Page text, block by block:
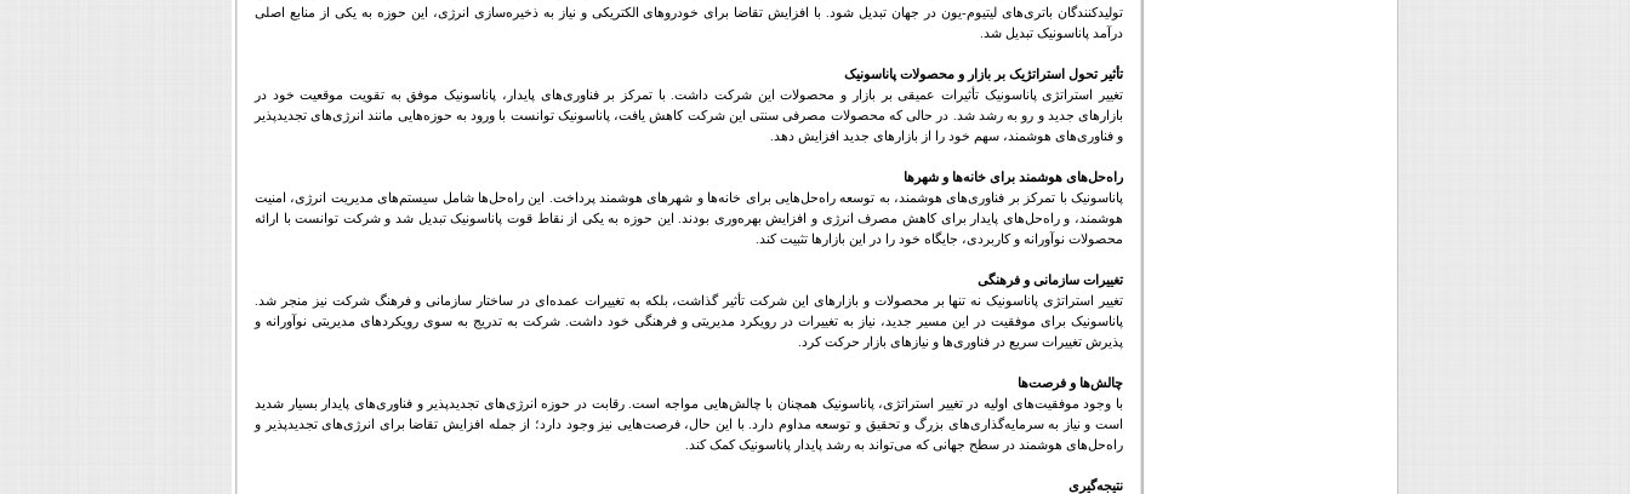
تولیدکنندگان باتری‌های لیتیوم-یون در جهان تبدیل شود. با افزایش تقاضا برای خودروهای الکتریکی و نیاز به ذخیره‌سازی انرژی، این حوزه به یکی از منابع اصلی
درآمد پاناسونیک تبدیل شد
تأثیر تحول استراتژیک بر بازار و محصولات پاناسونیک
تغییر استراتژی پاناسونیک تأثیرات عمیقی بر بازار و محصولات این شرکت داشت. با تمرکز بر فناوری‌های پایدار، پاناسونیک موفق به تقویت موقعیت خود در
بازارهای جدید و رو به رشد شد. در حالی که محصولات مصرفی سنتی این شرکت کاهش یافت، پاناسونیک توانست با ورود به حوزه‌هایی مانند انرژی‌های تجدیدپذیر
و فناوری‌های هوشمند، سهم خود را از بازارهای جدید افزایش دهد
راه‌حل‌های هوشمند برای خانه‌ها و شهرها
پاناسونیک با تمرکز بر فناوری‌های هوشمند، به توسعه راه‌حل‌هایی برای خانه‌ها و شهرهای هوشمند پرداخت. این راه‌حل‌ها شامل سیستم‌های مدیریت انرژی، امنیت
هوشمند، و راه‌حل‌های پایدار برای کاهش مصرف انرژی و افزایش بهره‌وری بودند. این حوزه به یکی از نقاط قوت پاناسونیک تبدیل شد و شرکت توانست با ارائه
محصولات نوآورانه و کاربردی، جایگاه خود را در این بازارها تثبیت کند
تغییرات سازمانی و فرهنگی
تغییر استراتژی پاناسونیک نه تنها بر محصولات و بازارهای این شرکت تأثیر گذاشت، بلکه به تغییرات عمده‌ای در ساختار سازمانی و فرهنگ شرکت نیز منجر شد.
پاناسونیک برای موفقیت در این مسیر جدید، نیاز به تغییرات در رویکرد مدیریتی و فرهنگی خود داشت. شرکت به تدریج به سوی رویکردهای مدیریتی نوآورانه و
پذیرش تغییرات سریع در فناوری‌ها و نیازهای بازار حرکت کرد
چالش‌ها و فرصت‌ها
با وجود موفقیت‌های اولیه در تغییر استراتژی، پاناسونیک همچنان با چالش‌هایی مواجه است. رقابت در حوزه انرژی‌های تجدیدپذیر و فناوری‌های پایدار بسیار شدید
است و نیاز به سرمایه‌گذاری‌های بزرگ و تحقیق و توسعه مداوم دارد. با این حال، فرصت‌هایی نیز وجود دارد؛ از جمله افزایش تقاضا برای انرژی‌های تجدیدپذیر و
راه‌حل‌های هوشمند در سطح جهانی که می‌تواند به رشد پایدار پاناسونیک کمک کند
نتیجه‌گیری